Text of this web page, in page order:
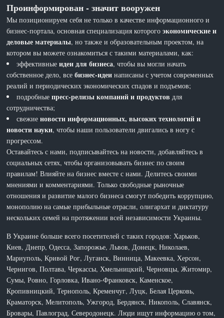
Проинформирован - значит вооружен
Мы позиционируем себя не только в качестве информационного и
бизнес-портала, основная специализация которогоэкономические и
деловые материалы, но также и образовательным проектом, на
котором вы можете ознакомиться с такими материалами, как:
эффективныеидеи для бизнеса, чтобы вы могли начать
собственное дело, всебизнес-идеи написаны с учетом современных
реалий и периодических экономических спадов и подъемов;
подробныепресс-релизы компаний и продуктов для
сотрудничества;
свежиеновости информационных, высоких технологий и
новости науки, чтобы наши пользователи двигались в ногу с
прогрессом.
Оставайтесь с нами, подписывайтесь на новости, добавляйтесь в
социальных сетях, чтобы организовывать бизнес по своим
правилам! Влияйте на бизнес вместе с нами. Делитесь своими
мнениями и комментариями. Только свободные рыночные
отношения и развитие малого бизнеса смогут победить коррупцию,
монополию на самые прибыльные отрасли, олигархат и диктатуру
нескольких семей на протяжении всей независимости Украины.
В Украине больше всего посетителей с таких городов: Харьков,
Киев, Днепр, Одесса, Запорожье, Львов, Донецк, Николаев,
Мариуполь, Кривой Рог, Луганск, Винница, Макеевка, Херсон,
Чернигов, Полтава, Черкассы, Хмельницкий, Черновцы, Житомир,
Сумы, Ровно, Горловка, Ивано-Франковск, Каменское,
Кропивницкий, Тернополь, Кременчуг, Луцк, Белая Церковь,
Краматорск, Мелитополь, Ужгород, Бердянск, Никополь, Славянск,
Бровары, Павлоград, Северодонецк. Люди ищут информацию о том,